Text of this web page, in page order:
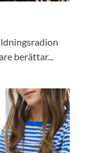
berättar...